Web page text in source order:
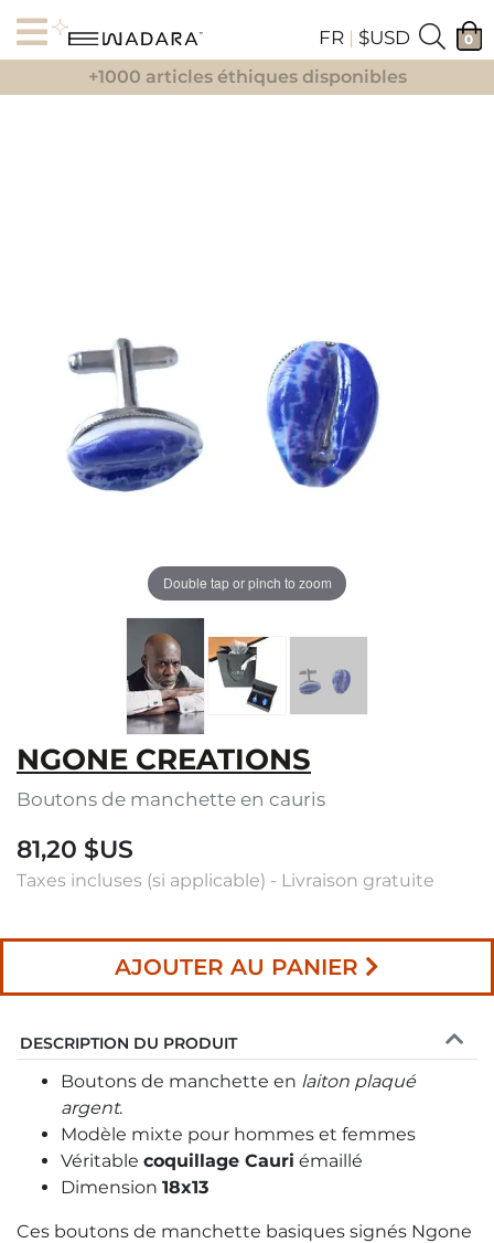
FR | $USD 0
+1000 articles éthiques disponibles
Double tap or pinch to zoom
NGONE CREATIONS
Boutons de manchette en cauris
81,20 $US
Taxes incluses (si applicable) - Livraison gratuite
AJOUTER AU PANIER
DESCRIPTION DU PRODUIT
Boutons de manchette en laiton plaqué
argent.
Modèle mixte pour hommes et femmes
Véritable coquillage Cauri émaillé
Dimension 18x13
Ces boutons de manchette basiques signés Ngone